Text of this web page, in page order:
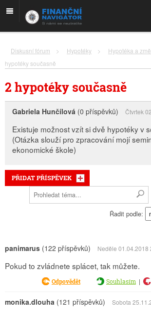
Diskusní fórum > Hypotéky > Hypotéka a
hypotéky současně
2 hypotéky současně
Gabriela Hunčílová (0 příspěvků) Čtvrtek
Existuje možnost vzít si dvě hypotéky v
(Otázka slouží pro zpracování mojí
ekonomické škole)
PŘIDAT PŘÍSPĚVEK
Řadit podle:
panimarus (122 příspěvků) Neděle 01.04.2018
Pokud to zvládnete splácet, tak můžete.
Odpovědět Souhlasím |
monika.dlouha (121 příspěvků) Sobota